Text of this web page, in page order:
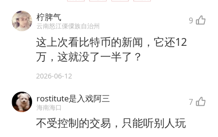
柠脾气
云南怒江傈僳族自治州 9
这上次看比特币的新闻，它还12
万，这就没了一半了？
2026-06-12
rostitute是入戏阿三
海南海口 7
不受控制的交易，只能听别人玩